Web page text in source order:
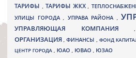
ТАРИФЫ , ТАРИФЫ ЖКХ ,
УЛИЦЫ ГОРОДА , УПРАВА РАЙОНА ,
УПРАВЛЯЮЩАЯ КОМПАНИЯ
ОРГАНИЗАЦИЯ,ФИНАНСЫ , ФОНД
ЦЕНТР ГОРОДА , ЮАО , ЮВАО , ЮЗАО